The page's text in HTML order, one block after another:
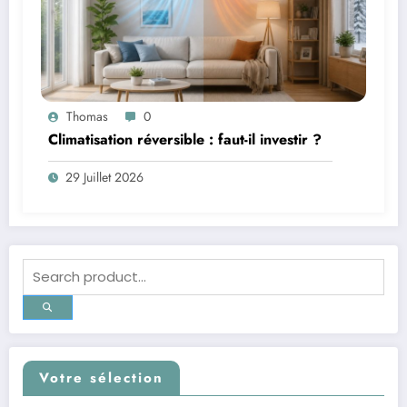
Thomas 0
Climatisation réversible : faut-il investir ?
29 Juillet 2026
Votre sélection